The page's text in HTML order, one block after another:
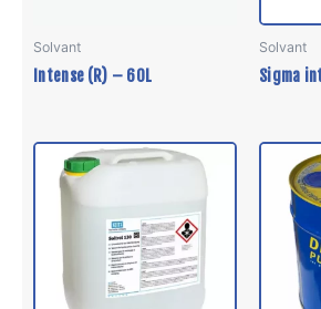
Solvant
Intense (R) – 60L
Solvant
Sigma